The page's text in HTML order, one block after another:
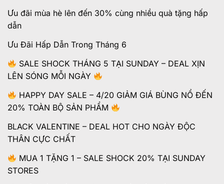
Ưu đãi mùa hè lên đến 30% cùng nhiều quà tặng hấp
dẫn
Ưu Đãi Hấp Dẫn Trong Tháng 6
SALE SHOCK THÁNG 5 TẠI SUNDAY – DEAL XỊN
LÊN SÓNG MỖI NGÀY
HAPPY DAY SALE – 4/20 GIẢM GIÁ BÙNG NỔ ĐẾN
20% TOÀN BỘ SẢN PHẨM
BLACK VALENTINE – DEAL HOT CHO NGÀY ĐỘC
THÂN CỰC CHẤT
MUA 1 TẶNG 1 – SALE SHOCK 20% TẠI SUNDAY
STORES